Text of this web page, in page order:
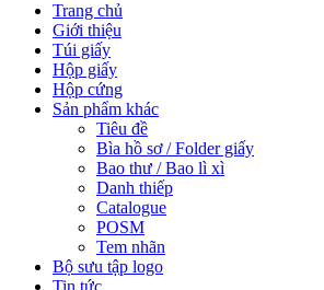
Trang chủ
Giới thiệu
Túi giấy
Hộp giấy
Hộp cứng
Sản phẩm khác
Tiêu đề
Bìa hồ sơ / Folder giấy
Bao thư / Bao lì xì
Danh thiếp
Catalogue
POSM
Tem nhãn
Bộ sưu tập logo
Tin tức